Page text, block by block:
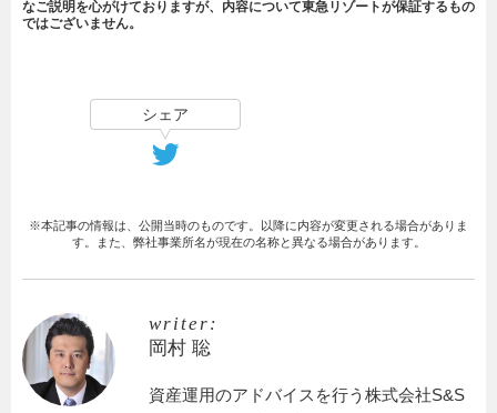
なご説明を心がけておりますが、内容について東急リゾートが保証するもの
ではございません。
シェア
※本記事の情報は、公開当時のものです。以降に内容が変更される場合がありま
す。また、弊社事業所名が現在の名称と異なる場合があります。
writer:
岡村 聡
資産運用のアドバイスを行う株式会社S&S